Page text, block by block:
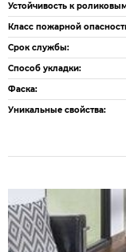
Устойчивость к
Класс пожарной
Срок службы:
Способ укладки:
Фаска:
Уникальные свойства: